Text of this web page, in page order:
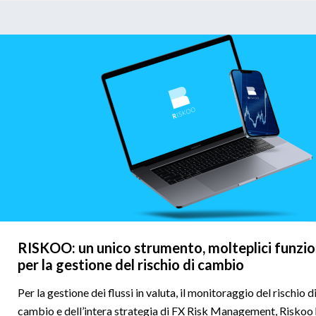
RISKOO: un unico strumento, molteplici
per la gestione del rischio di cambio
Per la gestione dei flussi in valuta, il monitoraggio del rischio di
cambio e dell’intera strategia di FX Risk Management, Riskoo